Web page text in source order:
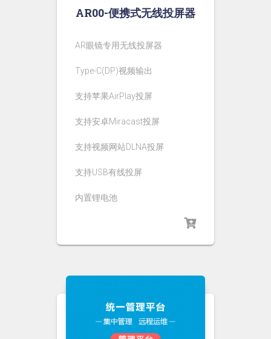
AR00-便携式无线投屏器
AR眼镜专用无线投屏器
Type-C(DP)视频输出
支持苹果AirPlay投屏
支持安卓Miracast投屏
支持视频网站DLNA投屏
支持USB有线投屏
内置锂电池